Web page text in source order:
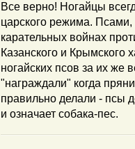
Все верно! Ногайцы
царского режима. Псами,
карательных войнах
Казанского и Крымского
ногайских псов за их же
"награждали" когда
правильно делали - псы
и означает собака-пес.